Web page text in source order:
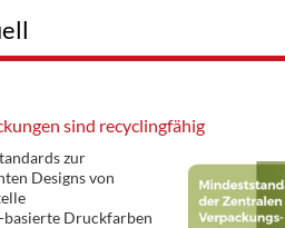
sind recyclingfähig
zur
Designs von
basierte Druckfarben